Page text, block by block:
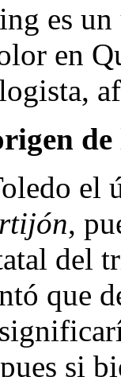
es un
en
,
del
que
si